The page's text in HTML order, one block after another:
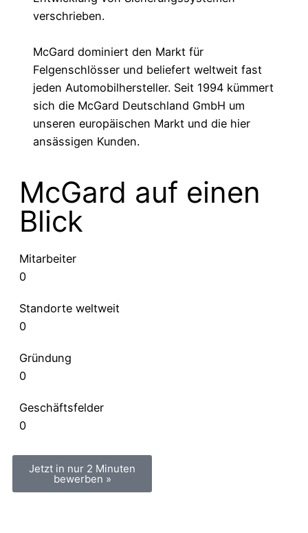
verschrieben.
McGard dominiert den Markt für
Felgenschlösser und beliefert weltweit fast
jeden Automobilhersteller. Seit 1994 kümmert
sich die McGard Deutschland GmbH um
unseren europäischen Markt und die hier
ansässigen Kunden.
McGard auf einen
Blick
Mitarbeiter
0
Standorte weltweit
0
Gründung
0
Geschäftsfelder
0
Jetzt in nur 2 Minuten
bewerben »